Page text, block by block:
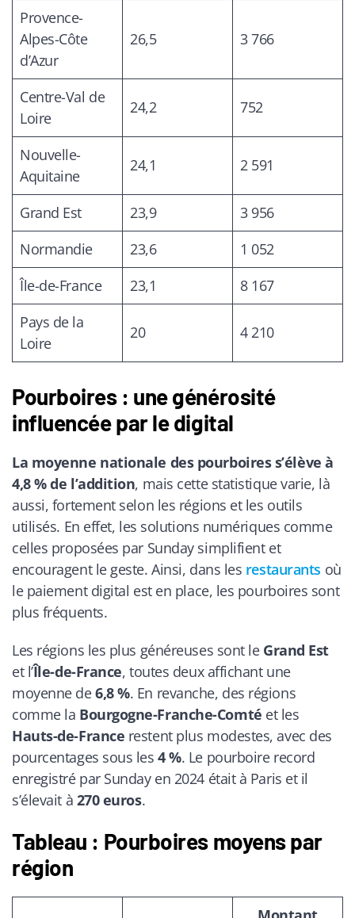
Provence-
Alpes-Côte
d’Azur
26,5 3 766
Centre-Val de
Loire
24,2 752
Nouvelle-
Aquitaine
24,1 2 591
Grand Est 23,9
3 956
Normandie
23,6
1 052
Île-de-France
23,1
8 167
Pays de la
Loire
20 4 210
Pourboires : une générosité
influencée par le digital
La moyenne nationale des pourboires s’élève à
4,8 % de l’addition, mais cette statistique varie, là
aussi, fortement selon les régions et les outils
utilisés. En effet, les solutions numériques comme
celles proposées par Sunday simplifient et
encouragent le geste. Ainsi, dans les restaurants où
le paiement digital est en place, les pourboires sont
plus fréquents.
Les régions les plus généreuses sont le Grand Est
et l’Île-de-France, toutes deux affichant une
moyenne de6,8 %. En revanche, des régions
comme la Bourgogne-Franche-Comté et les
Hauts-de-France restent plus modestes, avec des
pourcentages sous les4 %. Le pourboire record
enregistré par Sunday en 2024 était à Paris et il
s’élevait à 270 euros.
Tableau : Pourboires moyens par
région